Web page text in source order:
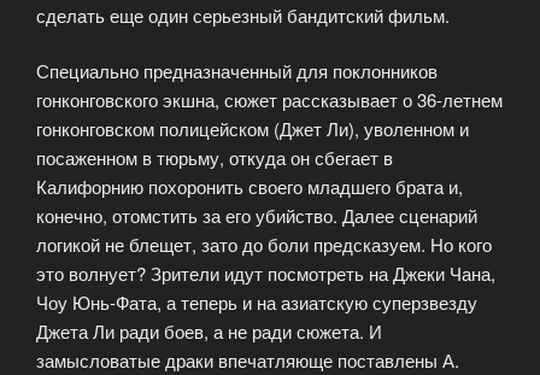
сделать еще один серьезный бандитский фильм.
Специально предназначенный для поклонников
гонконговского экшна, сюжет рассказывает о 36-летнем
гонконговском полицейском (Джет Ли), уволенном и
посаженном в тюрьму, откуда он сбегает в
Калифорнию похоронить своего младшего брата и,
конечно, отомстить за его убийство. Далее сценарий
логикой не блещет, зато до боли предсказуем. Но кого
это волнует? Зрители идут посмотреть на Джеки Чана,
Чоу Юнь-Фата, а теперь и на азиатскую суперзвезду
Джета Ли ради боев, а не ради сюжета. И
замысловатые драки впечатляюще поставлены А.